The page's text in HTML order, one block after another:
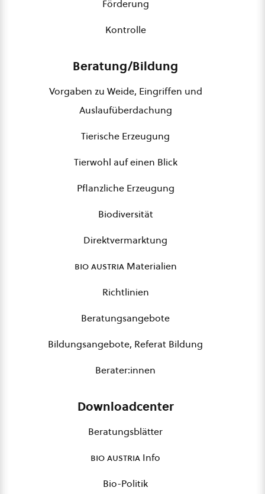
Förderung
Kontrolle
Beratung/Bildung
Vorgaben zu Weide, Eingriffen und
Auslaufüberdachung
Tierische Erzeugung
Tierwohl auf einen Blick
Pflanzliche Erzeugung
Biodiversität
Direktvermarktung
bio austriaMaterialien
Richtlinien
Beratungsangebote
Bildungsangebote, Referat Bildung
Berater:innen
Downloadcenter
Beratungsblätter
bio austria Info
Bio-Politik